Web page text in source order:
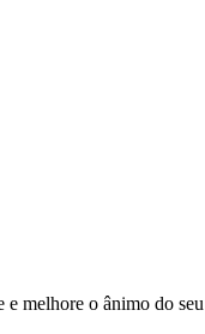
e melhore o ânimo do